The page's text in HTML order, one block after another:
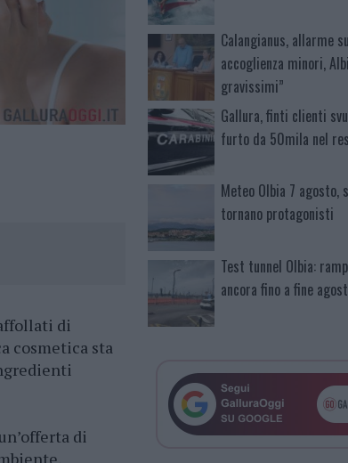
di
cosmetica sta
di
Calangianus, allarme
accoglienza minori,
gravissimi”
Gallura, finti clienti
furto da 50mila nel
Meteo Olbia 7 agosto,
tornano protagonisti
Test tunnel Olbia:
ancora fino a fine